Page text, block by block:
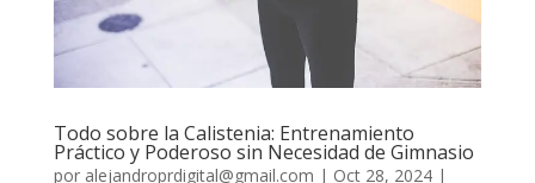
Todo sobre la Calistenia: Entrenamiento
Práctico y Poderoso sin Necesidad de Gimnasio
por alejandroprdigital@gmail.com | Oct 28, 2024|